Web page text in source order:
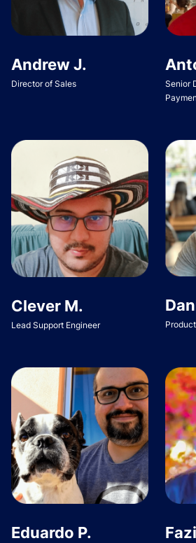
Andrew J.
Director of Sales
Senior
Clever M.
Lead Support Engineer
Eduardo P.